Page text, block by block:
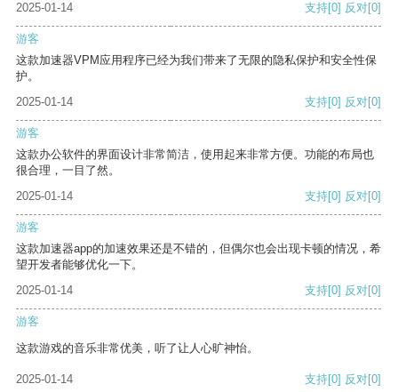
2025-01-14
支持[0] 反对[0]
游客
这款加速器VPM应用程序已经为我们带来了无限的隐私保护和安全性保
护。
2025-01-14
支持[0] 反对[0]
游客
这款办公软件的界面设计非常简洁，使用起来非常方便。功能的布局也
很合理，一目了然。
2025-01-14
支持[0] 反对[0]
游客
这款加速器app的加速效果还是不错的，但偶尔也会出现卡顿的情况，希
望开发者能够优化一下。
2025-01-14
支持[0] 反对[0]
游客
这款游戏的音乐非常优美，听了让人心旷神怡。
2025-01-14 支持[0] 反对[0]